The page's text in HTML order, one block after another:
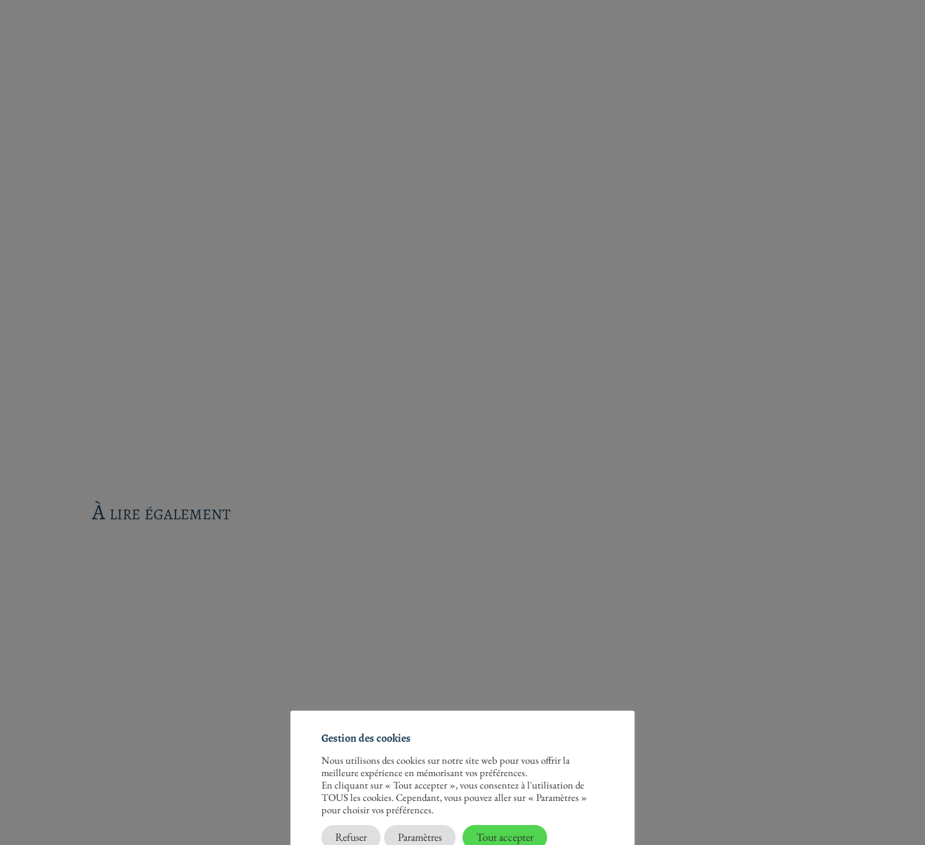
À lire également
Gestion des cookies
Nous utilisons des cookies sur notre site web pour vous offrir la
meilleure expérience en mémorisant vos préférences.
En cliquant sur « Tout accepter », vous consentez à l'utilisation de
TOUS les cookies. Cependant, vous pouvez aller sur « Paramètres »
pour choisir vos préférences.
Refuser Paramètres Tout accepter